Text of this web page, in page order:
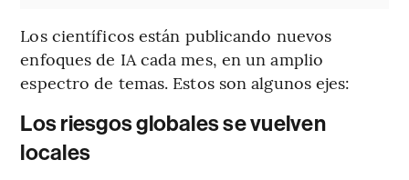
Los científicos están publicando nuevos
enfoques de IA cada mes, en un amplio
espectro de temas. Estos son algunos ejes:
Los riesgos globales se vuelven
locales